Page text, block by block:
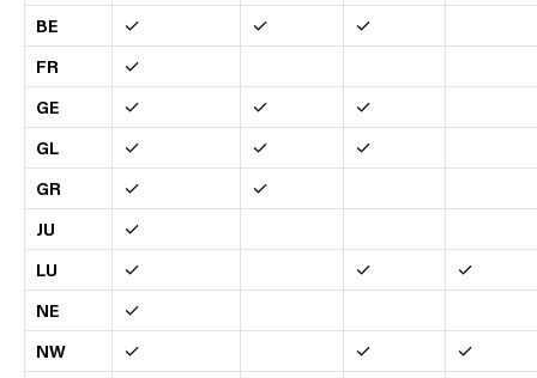
BE
✓ ✓
✓
FR
✓
GE
✓ ✓
✓
GL
✓ ✓
✓
GR
✓
✓
JU
✓
LU
✓ ✓
✓
NE
✓
NW
✓ ✓
✓